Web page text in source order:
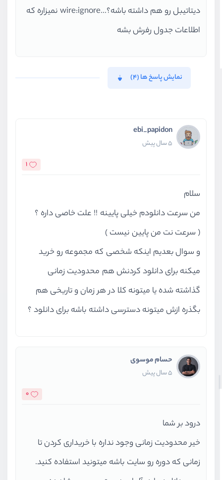
دیتاتیبل رو هم داشته باشه؟...wire:ignore نمیزاره که
اطلاعات جدول رفرش بشه
نمایش پاسخ ها (4)
ebi_papidon
5 سال پیش
1
سلام
من سرعت دانلودم خیلی پایینه !! علت خاصی داره ؟
( سرعت نت من پایین نیست )
و سوال بعدیم اینکه شخصی که مجموعه رو خرید
میکنه برای دانلود کردنش هم محدودیت زمانی
گذاشته شده یا میتونه کلا در هر زمان و تاریخی هم
بگذره ازش میتونه دسترسی داشته باشه برای دانلود ؟
حسام موسوی
5 سال پیش
0
درود بر شما
خیر محدودیت زمانی وجود نداره با خریداری کردن تا
زمانی که دوره رو سایت باشه میتونید استفاده کنید.